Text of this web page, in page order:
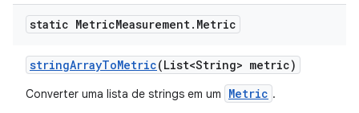
static MetricMeasurement. Metric
stringArrayToMetric(List<String> metric)
Converter uma lista de strings em um Metric .